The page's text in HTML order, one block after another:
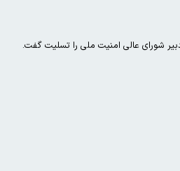
شورای عالی امنیت ملی را تسلیت گفت.